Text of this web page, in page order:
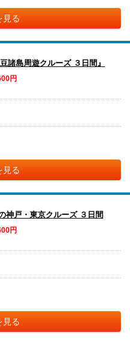
見る
諸島周遊クルーズ ３日間』
円
見る
神戸・東京クルーズ ３日間
円
見る